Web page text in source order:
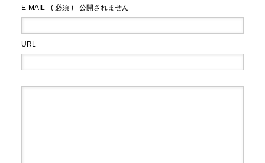
E-MAIL ( 必須 ) - 公開されません -
URL